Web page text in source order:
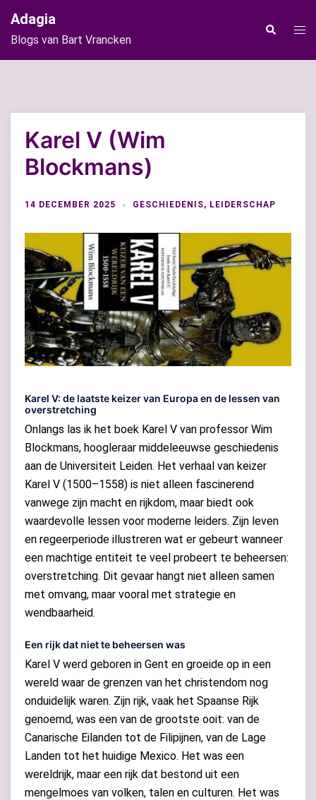
naar
de
inhoud
Adagia
Blogs van Bart Vrancken
Zoeken
Karel V (Wim
Blockmans)
14 DECEMBER 2025 GESCHIEDENIS, LEIDERSCHAP
Karel V: de laatste keizer van Europa en de lessen van
overstretching
Onlangs las ik het boek Karel V van professor Wim
Blockmans, hoogleraar middeleeuwse geschiedenis
aan de Universiteit Leiden. Het verhaal van keizer
Karel V (1500–1558) is niet alleen fascinerend
vanwege zijn macht en rijkdom, maar biedt ook
waardevolle lessen voor moderne leiders. Zijn leven
en regeerperiode illustreren wat er gebeurt wanneer
een machtige entiteit te veel probeert te beheersen:
overstretching. Dit gevaar hangt niet alleen samen
met omvang, maar vooral met strategie en
wendbaarheid.
Een rijk dat niet te beheersen was
Karel V werd geboren in Gent en groeide op in een
wereld waar de grenzen van het christendom nog
onduidelijk waren. Zijn rijk, vaak het Spaanse Rijk
genoemd, was een van de grootste ooit: van de
Canarische Eilanden tot de Filipijnen, van de Lage
Landen tot het huidige Mexico. Het was een
wereldrijk, maar een rijk dat bestond uit een
mengelmoes van volken, talen en culturen. Het was